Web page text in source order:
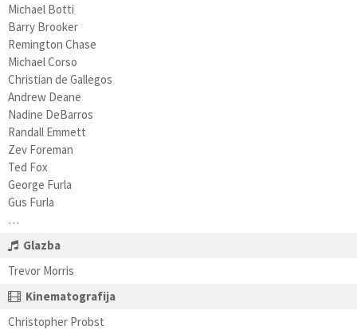
Michael Botti
Barry Brooker
Remington Chase
Michael Corso
Christian de Gallegos
Andrew Deane
Nadine DeBarros
Randall Emmett
Zev Foreman
Ted Fox
George Furla
Gus Furla
…
Glazba
Trevor Morris
Kinematografija
Christopher Probst